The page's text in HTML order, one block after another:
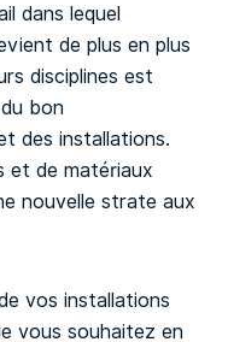
dans lequel
de plus en plus
disciplines est
bon
des installations.
et de matériaux
nouvelle strate aux
vos installations
vous souhaitez en